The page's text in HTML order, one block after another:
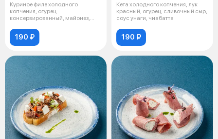
Куриное филе холодного
копчения, огурец
консервированный, майонез,
190 ₽
Кета холодного копчения, лук
красный, огурец, сливочный сыр,
соус унаги, чиабатта
190 ₽